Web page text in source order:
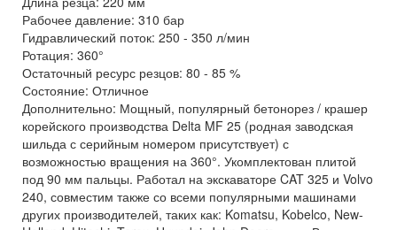
Рабочее давление: 310 бар
Гидравлический поток: 250 - 350 л/мин
Ротация: 360°
Остаточный ресурс резцов: 80 - 85 %
Состояние: Отличное
Дополнительно: Мощный, популярный бетонорез / крашер
корейского производства Delta MF 25 (родная заводская
шильда с серийным номером присутствует) с
возможностью вращения на 360°. Укомплектован плитой
под 90 мм пальцы. Работал на экскаваторе CAT 325 и Volvo
240, совместим также со всеми популярными машинами
других производителей, таких как: Komatsu, Kobelco, New-